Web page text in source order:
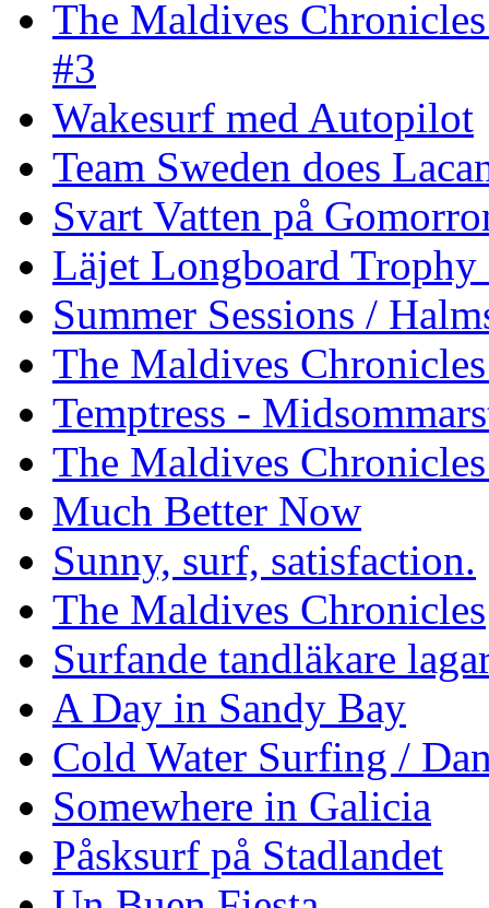
The Maldives
#3
Wakesurf med Autopilot
Team Sweden does
Svart Vatten på
Läjet Longboard
Summer Sessions /
The Maldives
Temptress -
The Maldives
Much Better Now
Sunny, surf, satisfaction.
The Maldives Chronicles
Surfande tandläkare
A Day in Sandy Bay
Cold Water Surfing /
Somewhere in Galicia
Påsksurf på Stadlandet